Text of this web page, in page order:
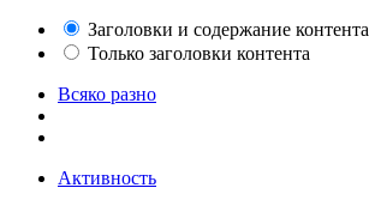
Заголовки и содержание контента
Только заголовки контента
Всяко разно
Активность